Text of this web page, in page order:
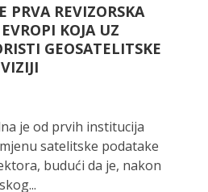
PRVA REVIZORSKA
KOJA UZ
GEOSATELITSKE
je od prvih institucija
satelitske podatake
budući da je, nakon